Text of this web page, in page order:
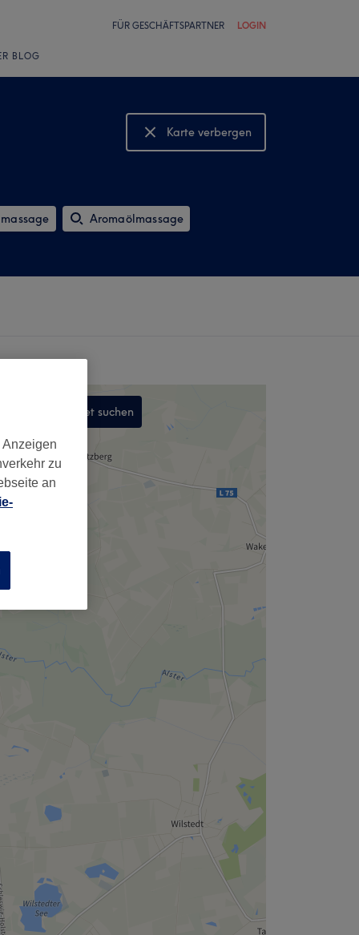
FÜR GESCHÄFTSPARTNER LOGIN
BLOG
Karte verbergen
Karte anzeigen
Aromaölmassage
In diesem Gebiet suchen
zu
an